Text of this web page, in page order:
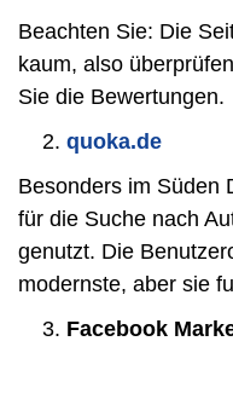
Beachten Sie: Die
kaum, also
Sie die Bewertungen.
quoka.de
Besonders im Süden
für die Suche nach
genutzt. Die
modernste, aber sie
Facebook